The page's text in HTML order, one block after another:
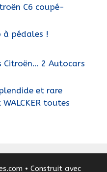
C6 coupé-
à pédales !
Citroën… 2 Autocars
et rare
toutes
• Construit avec